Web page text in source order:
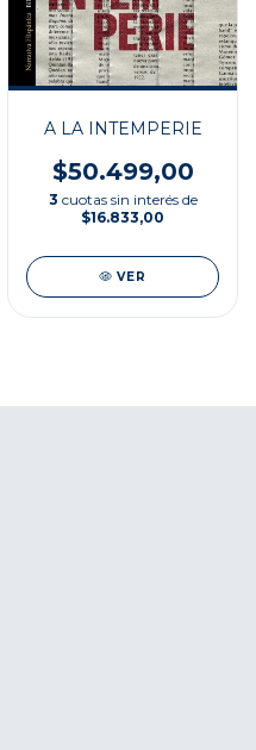
A LA INTEMPERIE
$50.499,00
3 cuotas sin interés de
$16.833,00
VER